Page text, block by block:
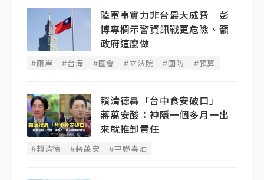
陸軍事實力非台最大威脅 彭
博專欄示警資訊戰更危險、籲
政府這麼做
#兩岸 #台海 #國會 #立法院 #國防 #預算
賴清德轟「台中食安破口」
蔣萬安酸：神隱一個多月一出
來就推卸責任
#賴清德 #蔣萬安 #中聯毒油